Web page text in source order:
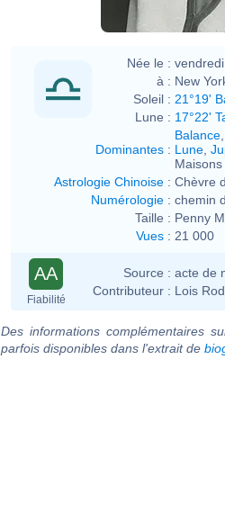
Née le : vendredi
à : New
Soleil : 21°19'
Lune : 17°22'
Dominantes :
Balance
Lune
Maisons
Astrologie Chinoise : Chèvre
Numérologie : chemin
Taille : Penny
Vues : 21 000
AA
Fiabilité
Source : acte de
Contributeur : Lois
Des informations complémentaires
parfois disponibles dans l'extrait de